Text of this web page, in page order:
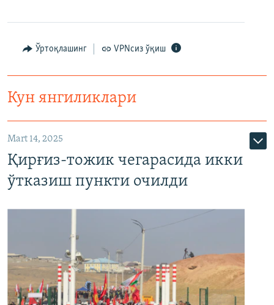
Ўртоқлашинг VPNсиз ўқиш
Кун янгиликлари
Mart 14, 2025
Қирғиз-тожик чегарасида икки
ўтказиш пункти очилди